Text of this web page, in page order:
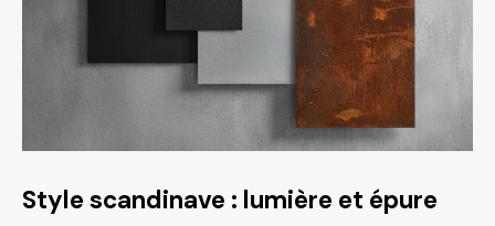
Style scandinave : lumière et épure